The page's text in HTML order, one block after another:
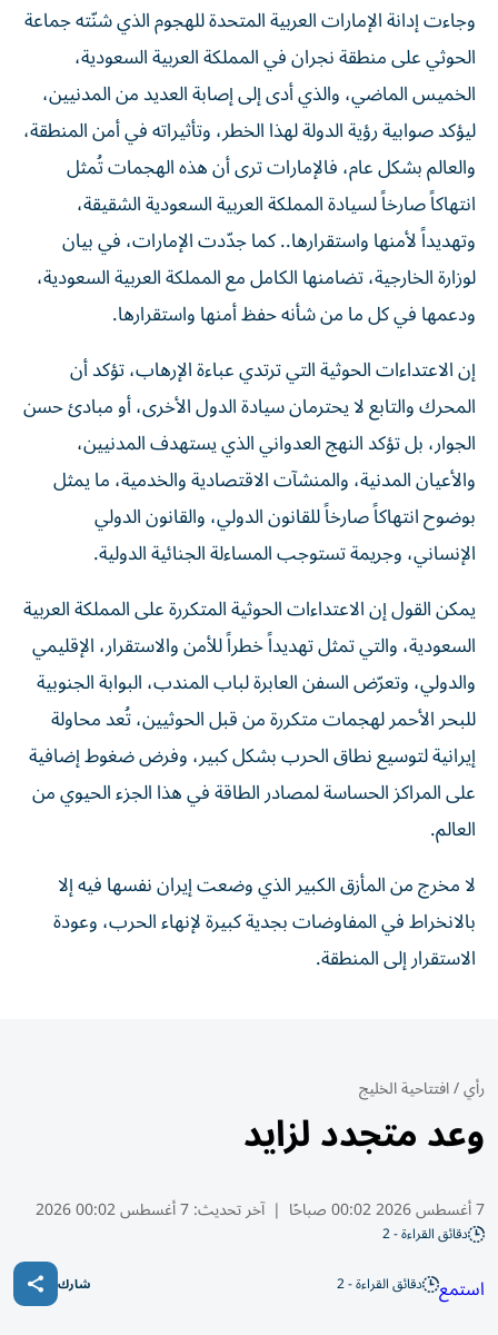
وجاءت إدانة الإمارات العربية المتحدة للهجوم الذي شنّته جماعة
الحوثي على منطقة نجران في المملكة العربية السعودية،
الخميس الماضي، والذي أدى إلى إصابة العديد من المدنيين،
ليؤكد صوابية رؤية الدولة لهذا الخطر، وتأثيراته في أمن المنطقة،
والعالم بشكل عام، فالإمارات ترى أن هذه الهجمات تُمثل
انتهاكاً صارخاً لسيادة المملكة العربية السعودية الشقيقة،
وتهديداً لأمنها واستقرارها.. كما جدّدت الإمارات، في بيان
لوزارة الخارجية، تضامنها الكامل مع المملكة العربية السعودية،
ودعمها في كل ما من شأنه حفظ أمنها واستقرارها.
إن الاعتداءات الحوثية التي ترتدي عباءة الإرهاب، تؤكد أن
المحرك والتابع لا يحترمان سيادة الدول الأخرى، أو مبادئ حسن
الجوار، بل تؤكد النهج العدواني الذي يستهدف المدنيين،
والأعيان المدنية، والمنشآت الاقتصادية والخدمية، ما يمثل
بوضوح انتهاكاً صارخاً للقانون الدولي، والقانون الدولي
الإنساني، وجريمة تستوجب المساءلة الجنائية الدولية.
يمكن القول إن الاعتداءات الحوثية المتكررة على المملكة العربية
السعودية، والتي تمثل تهديداً خطراً للأمن والاستقرار، الإقليمي
والدولي، وتعرّض السفن العابرة لباب المندب، البوابة الجنوبية
للبحر الأحمر لهجمات متكررة من قبل الحوثيين، تُعد محاولة
إيرانية لتوسيع نطاق الحرب بشكل كبير، وفرض ضغوط إضافية
على المراكز الحساسة لمصادر الطاقة في هذا الجزء الحيوي من
العالم.
لا مخرج من المأزق الكبير الذي وضعت إيران نفسها فيه إلا
بالانخراط في المفاوضات بجدية كبيرة لإنهاء الحرب، وعودة
الاستقرار إلى المنطقة.
رأي/افتتاحية الخليج
وعد متجدد لزايد
7 أغسطس 2026 00:02 صباحًا | آخر تحديث:7 أغسطس 00:02 2026
دقائق القراءة - 2
استمع دقائق القراءة - 2 شارك